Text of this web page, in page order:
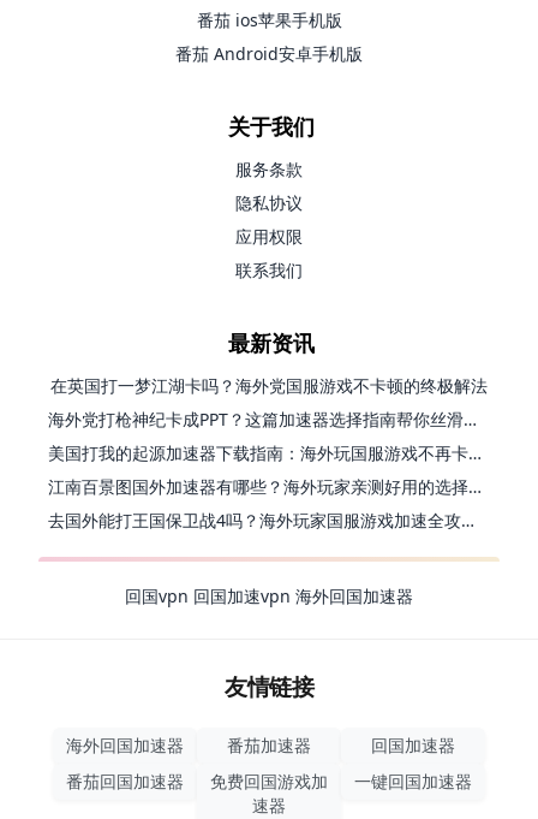
番茄 ios苹果手机版
番茄 Android安卓手机版
关于我们
服务条款
隐私协议
应用权限
联系我们
最新资讯
在英国打一梦江湖卡吗？海外党国服游戏不卡顿的终极解法
海外党打枪神纪卡成PPT？这篇加速器选择指南帮你丝滑上分
美国打我的起源加速器下载指南：海外玩国服游戏不再卡的终极方案
江南百景图国外加速器有哪些？海外玩家亲测好用的选择与避坑指南
去国外能打王国保卫战4吗？海外玩家国服游戏加速全攻略（附公主连结幻想江湖实测）
回国vpn 回国加速vpn 海外回国加速器
友情链接
海外回国加速器 番茄加速器
回国加速器
番茄回国加速器
免费回国游戏加
速器
一键回国加速器